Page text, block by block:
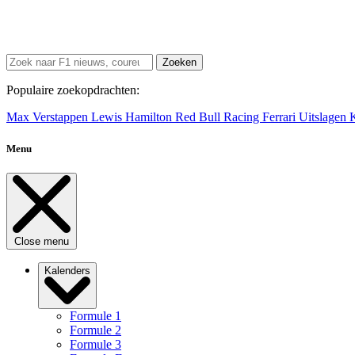
Zoeken
Populaire zoekopdrachten:
Max Verstappen Lewis Hamilton Red Bull Racing Ferrari Uitslagen
Menu
Close menu
Kalenders
Formule 1
Formule 2
Formule 3